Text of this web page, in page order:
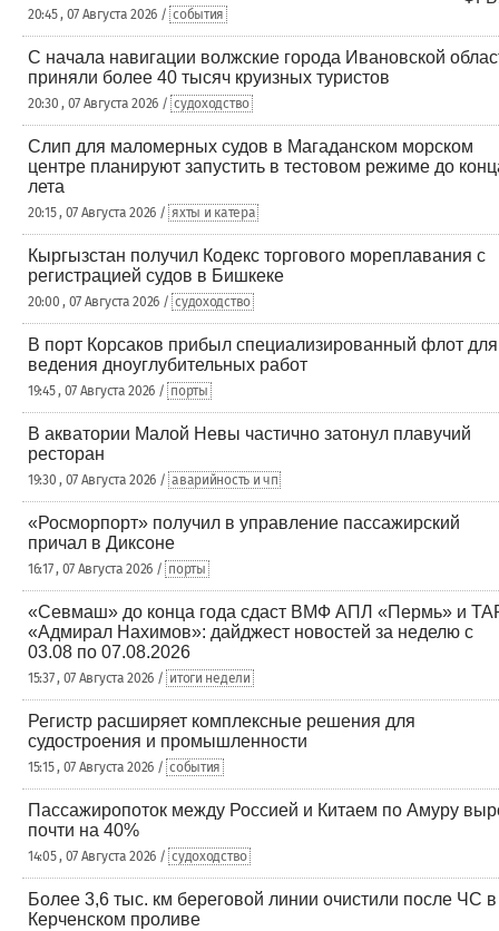
20:45 , 07 Августа 2026 / события
С начала навигации волжские города Ивановской
приняли более 40 тысяч круизных туристов
20:30 , 07 Августа 2026 / судоходство
Слип для маломерных судов в Магаданском морском
центре планируют запустить в тестовом режиме до
лета
20:15 , 07 Августа 2026 / яхты и катера
Кыргызстан получил Кодекс торгового мореплавания с
регистрацией судов в Бишкеке
20:00 , 07 Августа 2026 / судоходство
В порт Корсаков прибыл специализированный флот для
ведения дноуглубительных работ
19:45 , 07 Августа 2026 / порты
В акватории Малой Невы частично затонул плавучий
ресторан
19:30 , 07 Августа 2026 / аварийность и чп
«Росморпорт» получил в управление пассажирский
причал в Диксоне
16:17 , 07 Августа 2026 / порты
«Севмаш» до конца года сдаст ВМФ АПЛ «Пермь» и
«Адмирал Нахимов»: дайджест новостей за неделю с
03.08 по 07.08.2026
15:37 , 07 Августа 2026 / итоги недели
Регистр расширяет комплексные решения для
судостроения и промышленности
15:15 , 07 Августа 2026 / события
Пассажиропоток между Россией и Китаем по Амуру
почти на 40%
14:05 , 07 Августа 2026 / судоходство
Более 3,6 тыс. км береговой линии очистили после ЧС в
Керченском проливе